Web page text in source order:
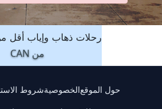
رحلات ذهاب وإياب أقل من 100
من CAN
حول الموقعالخصوصيةشروط